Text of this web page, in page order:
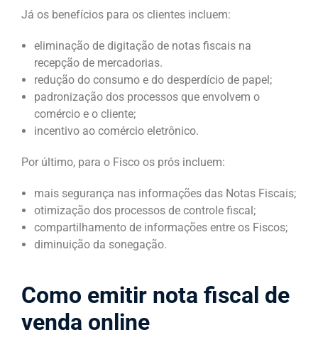
Já os benefícios para os clientes incluem:
eliminação de digitação de notas fiscais na
recepção de mercadorias.
redução do consumo e do desperdício de papel;
padronização dos processos que envolvem o
comércio e o cliente;
incentivo ao comércio eletrônico.
Por último, para o Fisco os prós incluem:
mais segurança nas informações das Notas Fiscais;
otimização dos processos de controle fiscal;
compartilhamento de informações entre os Fiscos;
diminuição da sonegação.
Como emitir nota fiscal de
venda online